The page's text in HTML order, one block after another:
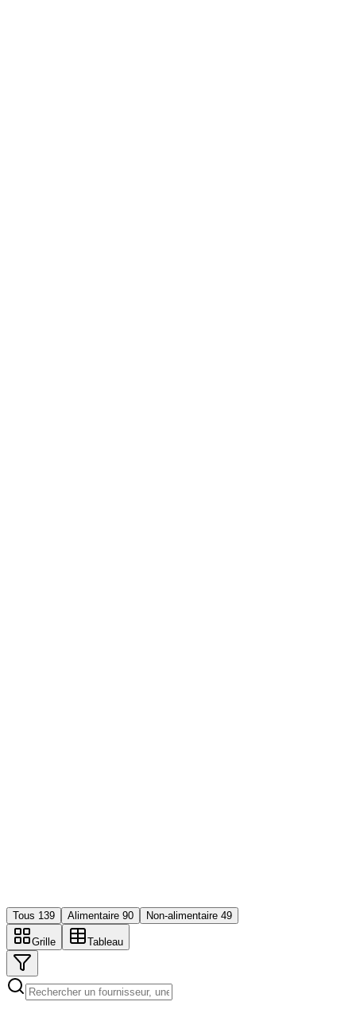
Tous 139 Alimentaire 90 Non-alimentaire 49
Grille Tableau